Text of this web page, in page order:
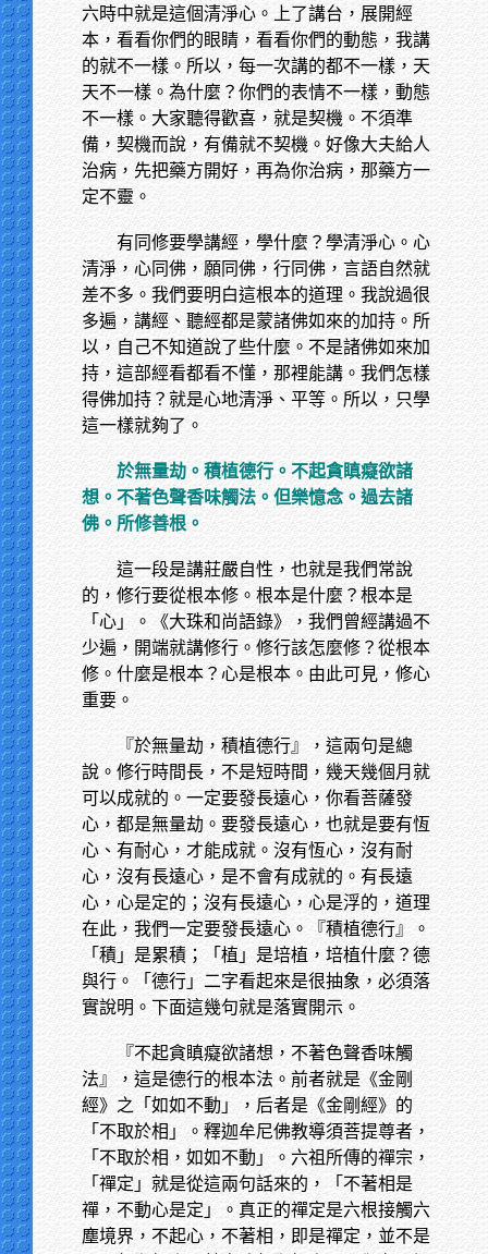
六時中就是這個清淨心。上了講台，展開經
本，看看你們的眼睛，看看你們的動態，我講
的就不一樣。所以，每一次講的都不一樣，天
天不一樣。為什麼？你們的表情不一樣，動態
不一樣。大家聽得歡喜，就是契機。不須準
備，契機而說，有備就不契機。好像大夫給人
治病，先把藥方開好，再為你治病，那藥方一
定不靈。
有同修要學講經，學什麼？學清淨心。心
清淨，心同佛，願同佛，行同佛，言語自然就
差不多。我們要明白這根本的道理。我說過很
多遍，講經、聽經都是蒙諸佛如來的加持。所
以，自己不知道說了些什麼。不是諸佛如來加
持，這部經看都看不懂，那裡能講。我們怎樣
得佛加持？就是心地清淨、平等。所以，只學
這一樣就夠了。
於無量劫。積植德行。不起貪瞋癡欲諸
想。不著色聲香味觸法。但樂憶念。過去諸
佛。所修善根。
這一段是講莊嚴自性，也就是我們常說
的，修行要從根本修。根本是什麼？根本是
「心」。《大珠和尚語錄》，我們曾經講過不
少遍，開端就講修行。修行該怎麼修？從根本
修。什麼是根本？心是根本。由此可見，修心
重要。
『於無量劫，積植德行』，這兩句是總
說。修行時間長，不是短時間，幾天幾個月就
可以成就的。一定要發長遠心，你看菩薩發
心，都是無量劫。要發長遠心，也就是要有恆
心、有耐心，才能成就。沒有恆心，沒有耐
心，沒有長遠心，是不會有成就的。有長遠
心，心是定的；沒有長遠心，心是浮的，道理
在此，我們一定要發長遠心。『積植德行』。
「積」是累積；「植」是培植，培植什麼？德
與行。「德行」二字看起來是很抽象，必須落
實說明。下面這幾句就是落實開示。
『不起貪瞋癡欲諸想，不著色聲香味觸
法』，這是德行的根本法。前者就是《金剛
經》之「如如不動」，后者是《金剛經》的
「不取於相」。釋迦牟尼佛教導須菩提尊者，
「不取於相，如如不動」。六祖所傳的禪宗，
「禪定」就是從這兩句話來的，「不著相是
禪，不動心是定」。真正的禪定是六根接觸六
塵境界，不起心，不著相，即是禪定，並不是